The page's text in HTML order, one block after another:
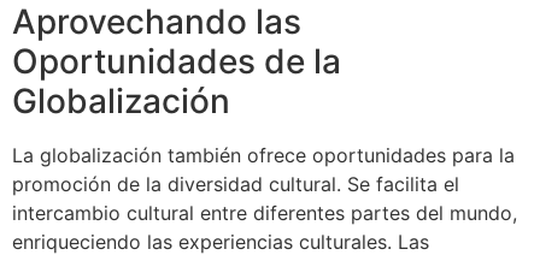
Aprovechando las
Oportunidades de la
Globalización
La globalización también ofrece oportunidades para la
promoción de la diversidad cultural. Se facilita el
intercambio cultural entre diferentes partes del mundo,
enriqueciendo las experiencias culturales. Las